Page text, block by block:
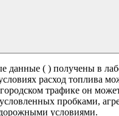
данные ( ) получены в
расход топлива
трафике он
пробками,
условиями.